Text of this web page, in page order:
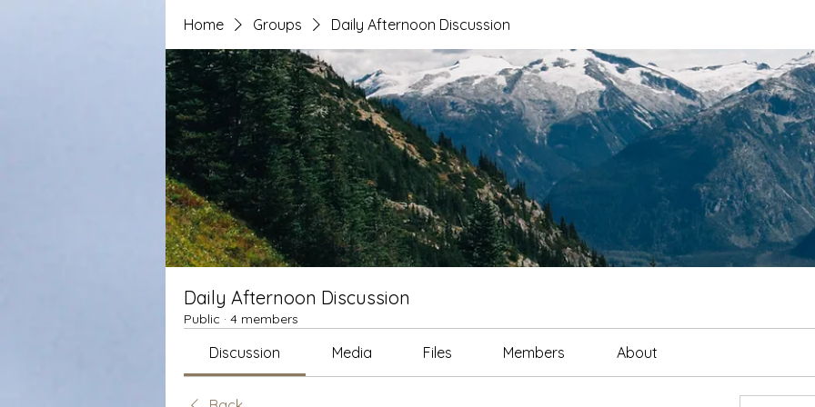
Home Groups Daily Afternoon Discussion
Daily Afternoon Discussion
Public · 4 members
Discussion Media Files Members About